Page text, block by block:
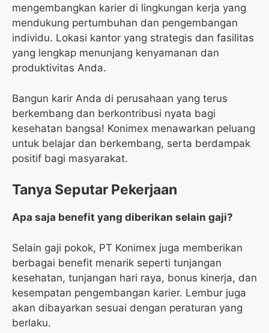
mengembangkan karier di lingkungan kerja yang
mendukung pertumbuhan dan pengembangan
individu. Lokasi kantor yang strategis dan fasilitas
yang lengkap menunjang kenyamanan dan
produktivitas Anda.
Bangun karir Anda di perusahaan yang terus
berkembang dan berkontribusi nyata bagi
kesehatan bangsa! Konimex menawarkan peluang
untuk belajar dan berkembang, serta berdampak
positif bagi masyarakat.
Tanya Seputar Pekerjaan
Apa saja benefit yang diberikan selain gaji?
Selain gaji pokok, PT Konimex juga memberikan
berbagai benefit menarik seperti tunjangan
kesehatan, tunjangan hari raya, bonus kinerja, dan
kesempatan pengembangan karier. Lembur juga
akan dibayarkan sesuai dengan peraturan yang
berlaku.